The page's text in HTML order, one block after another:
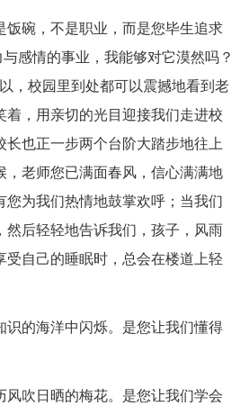
碗，不是职业，而是您毕生追求
感情的事业，我能够对它漠然吗？
，校园里到处都可以震撼地看到老
，用亲切的光目迎接我们走进校
也正一步两个台阶大踏步地往上
老师您已满面春风，信心满满地
为我们热情地鼓掌欢呼；当我们
后轻轻地告诉我们，孩子，风雨
自己的睡眠时，总会在楼道上轻
的海洋中闪烁。是您让我们懂得
吹日晒的梅花。是您让我们学会